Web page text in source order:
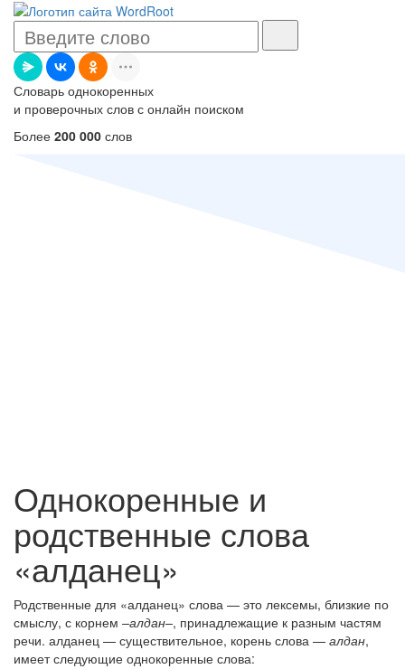
Словарь однокоренных
и проверочных слов с онлайн поиском
Более 200 000 слов
Однокоренные и
родственные слова
«алданец»
Родственные для «алданец» слова — это лексемы, близкие по
смыслу, с корнем –алдан–, принадлежащие к разным частям
речи. алданец — существительное, корень слова — алдан,
имеет следующие однокоренные слова: